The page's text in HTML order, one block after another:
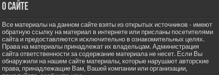
О сайте
Все материалы на данном сайте взяты из открытых источников - имеют
обратную ссылку на материал в интернете или присланы посетителями
сайта и предоставляются исключительно в ознакомительных целях.
Права на материалы принадлежат их владельцам. Администрация
сайта ответственности за содержание материала не несет. Если Вы
обнаружили на нашем сайте материалы, которые нарушают авторские
права, принадлежащие Вам, Вашей компании или организации,